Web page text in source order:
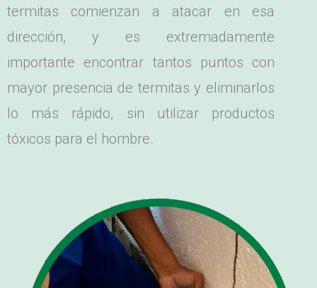
termitas comienzan a atacar en esa
dirección, y es extremadamente
importante encontrar tantos puntos con
mayor presencia de termitas y eliminarlos
lo más rápido, sin utilizar productos
tóxicos para el hombre.